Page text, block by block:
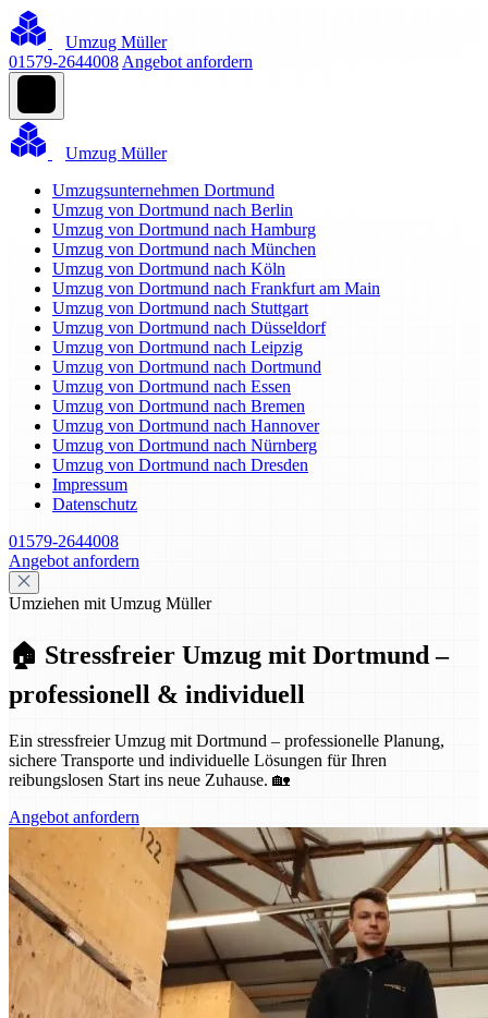
Umzug Müller
01579-2644008 Angebot anfordern
Umzug Müller
Umzugsunternehmen Dortmund
Umzug von Dortmund nach Berlin
Umzug von Dortmund nach Hamburg
Umzug von Dortmund nach München
Umzug von Dortmund nach Köln
Umzug von Dortmund nach Frankfurt am Main
Umzug von Dortmund nach Stuttgart
Umzug von Dortmund nach Düsseldorf
Umzug von Dortmund nach Leipzig
Umzug von Dortmund nach Dortmund
Umzug von Dortmund nach Essen
Umzug von Dortmund nach Bremen
Umzug von Dortmund nach Hannover
Umzug von Dortmund nach Nürnberg
Umzug von Dortmund nach Dresden
Impressum
Datenschutz
01579-2644008
Angebot anfordern
Umziehen mit Umzug Müller
🏠 Stressfreier Umzug mit Dortmund –
professionell & individuell
Ein stressfreier Umzug mit Dortmund – professionelle Planung,
sichere Transporte und individuelle Lösungen für Ihren
reibungslosen Start ins neue Zuhause. 🏡
Angebot anfordern